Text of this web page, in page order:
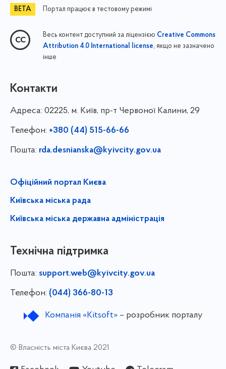
Портал працює в тестовому режимі
Весь контент доступний за ліцензією Creative Commons
Attribution 4.0 International license, якщо не зазначено
інше
Контакти
Адреса: 02225, м. Київ, пр-т Червоної Калини, 29
Телефон: +380 (44) 515-66-66
Пошта: rda.desnianska@kyivcity.gov.ua
Офіційний портал Києва
Київська міська рада
Київська міська державна адміністрація
Технічна підтримка
Пошта: support.web@kyivcity.gov.ua
Телефон: (044) 366-80-13
Компанія «Kitsoft»– розробник порталу
© Власність міста Києва 2021